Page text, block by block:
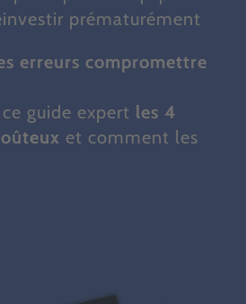
prématurément
erreurs compromettre
guide expert les 4
et comment les